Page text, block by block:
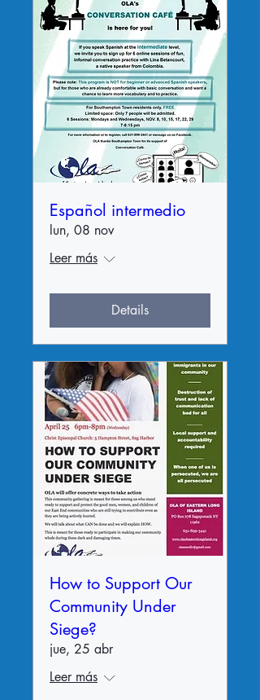
Español intermedio
lun, 08 nov
Leer más
Details
How to Support Our
Community Under
Siege?
jue, 25 abr
Leer más